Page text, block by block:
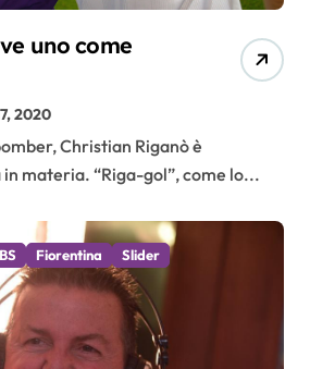
uno come
2020
in materia. “Riga-gol”, come lo...
Fiorentina Slider